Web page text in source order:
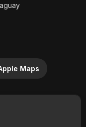
Maps